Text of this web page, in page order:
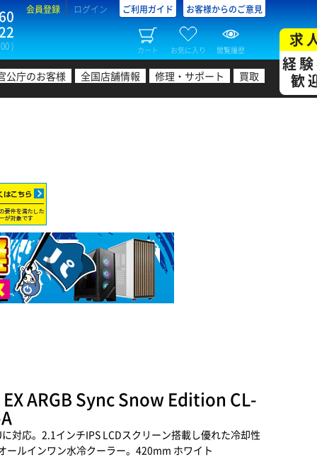
)
会員登録 ログイン ご利用ガイド お客様からのご意見
カート お気に入り 閲覧履歴
公庁のお客様 全国店舗情報 修理・サポート 買取
求
経
歓
ARGB Sync Snow Edition CL-
対応。2.1インチIPS LCDスクリーン搭載し優れた冷却性
ールインワン水冷クーラー。420mm ホワイト